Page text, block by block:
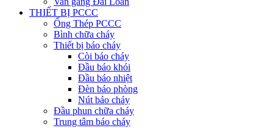
THIẾT BỊ PCCC
Ống Thép PCCC
Bình chữa cháy
Thiết bị báo cháy
Còi báo cháy
Đầu báo khói
Đầu báo nhiệt
Đèn báo phòng
Nút báo cháy
Đầu phun chữa cháy
Trung tâm báo cháy